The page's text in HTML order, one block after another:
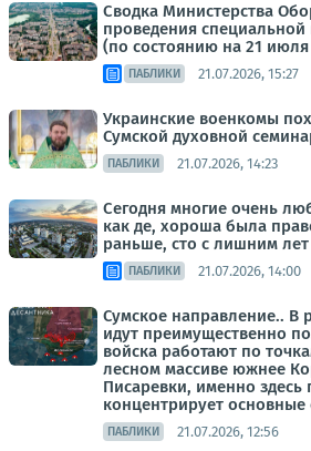
Сводка Министерства
проведения
(по состоянию на 21 июля
ПАБЛИКИ 21.07.2026, 15:27
Украинские военкомы
Сумской духовной
ПАБЛИКИ 21.07.2026, 14:23
Сегодня многие очень
как де, хороша была
раньше, сто с лишним лет
ПАБЛИКИ 21.07.2026, 14:00
Сумское направление.. В
идут преимущественно
войска работают по
лесном массиве южнее
Писаревки, именно здесь
концентрирует основные
ПАБЛИКИ 21.07.2026, 12:56